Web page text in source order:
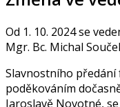
Od 1. 10. 2024 se
Mgr. Bc. Michal
Slavnostního
poděkováním
Jaroslavě Novotné,